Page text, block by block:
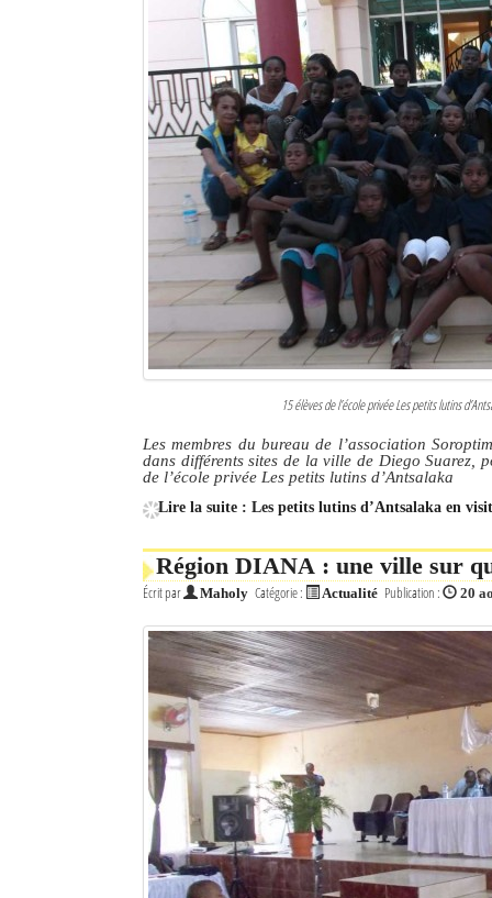
15 élèves de l’école privée Les petits lutins
Les membres du bureau de l’association
dans différents sites de la ville de Diego Suarez,
de l’école privée Les petits lutins d’Antsalaka
Lire la suite : Les petits lutins d’Antsalaka en
Région DIANA : une ville sur
Écrit par Maholy Catégorie : Actualité Publication : 20